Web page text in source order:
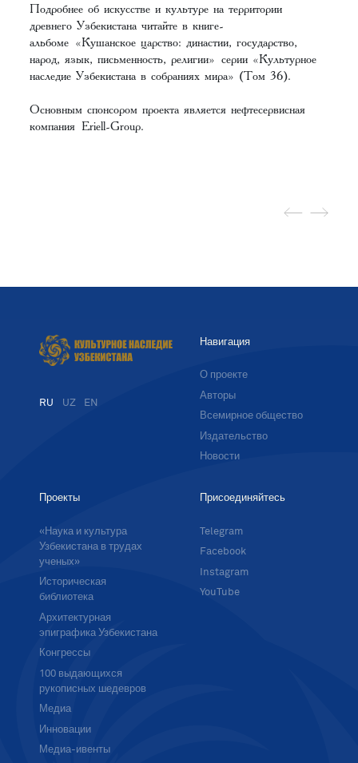
Подробнее об искусстве и культуре на территории
древнего Узбекистана читайте в книге-
альбоме «Кушанское царство: династии, государство,
народ, язык, письменность, религии» серии «Культурное
наследие Узбекистана в собраниях мира» (Том 36).
Основным спонсором проекта является нефтесервисная
компания Eriell-Group.
RU UZ EN
Навигация
О проекте
Авторы
Всемирное общество
Издательство
Новости
Проекты
«Наука и культура
Узбекистана в трудах
ученых»
Историческая
библиотека
Архитектурная
эпиграфика Узбекистана
Конгрессы
100 выдающихся
рукописных шедевров
Медиа
Инновации
Медиа-ивенты
Присоединяйтесь
Telegram
Facebook
Instagram
YouTube